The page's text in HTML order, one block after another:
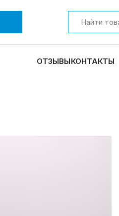
ОТЗЫВЫКОНТАКТЫ